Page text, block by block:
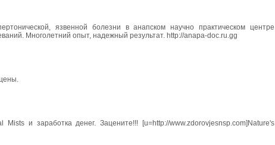
язвенной болезни в анапском научно практическом центре
Многолетний опыт, надежный результат. http://anapa-doc.ru.gg
и заработка денег. Зацените!!! [u=http://www.zdorovjesnsp.com]Nature's